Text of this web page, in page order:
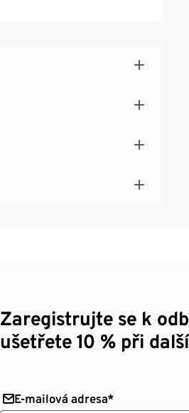
Zaregistrujte se k
ušetřete 10 % při
E-mailová adresa*